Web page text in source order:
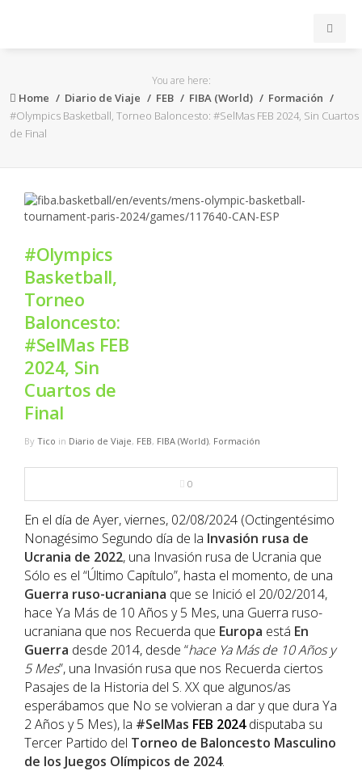
ACB
FEB
OTROS
FORMACIÓN
NBA
MULTIMEDIA
You are here:
Home Diario de Viaje FEB FIBA (World)
Formación
#Olympics Basketball, Torneo Baloncesto: #SelMas FEB 2024, Sin Cuartos
de Final
#Olympics
Basketball,
Torneo
Baloncesto:
#SelMas FEB
2024, Sin
Cuartos de
Final
By Tico in Diario de Viaje, FEB, FIBA (World), Formación
0
En el día de Ayer, viernes, 02/08/2024 (Octingentésimo
Nonagésimo Segundo día de la Invasión rusa de
Ucrania de 2022, una Invasión rusa de Ucrania que
Sólo es el “Último Capítulo”, hasta el momento, de una
Guerra ruso-ucraniana que se Inició el 20/02/2014,
hace Ya Más de 10 Años y 5 Mes, una Guerra ruso-
ucraniana que nos Recuerda que Europa está En
Guerra desde 2014, desde “hace Ya Más de 10 Años y
5 Mes”, una Invasión rusa que nos Recuerda ciertos
Pasajes de la Historia del S. XX que algunos/as
esperábamos que No se volvieran a dar y que dura Ya
2 Años y 5 Mes), la #SelMas FEB 2024disputaba su
Tercer Partido del Torneo de Baloncesto Masculino
de los Juegos Olímpicos de 2024.